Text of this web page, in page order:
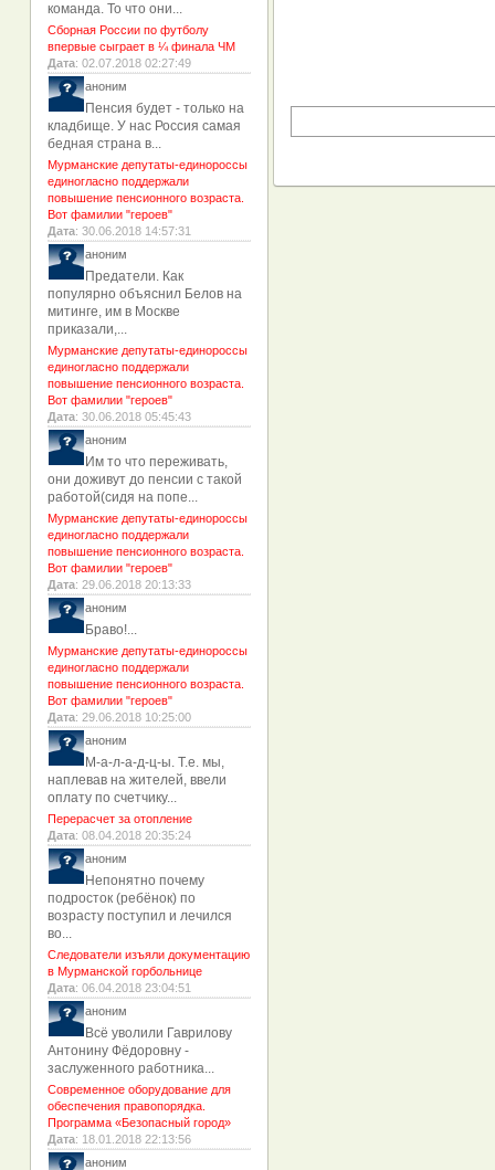
команда. То что они...
Сборная России по футболу
впервые сыграет в ¼ финала ЧМ
Дата: 02.07.2018 02:27:49
аноним
Пенсия будет - только на
кладбище. У нас Россия самая
бедная страна в...
Мурманские депутаты-единороссы
единогласно поддержали
повышение пенсионного возраста.
Вот фамилии "героев"
Дата: 30.06.2018 14:57:31
аноним
Предатели. Как
популярно объяснил Белов на
митинге, им в Москве
приказали,...
Мурманские депутаты-единороссы
единогласно поддержали
повышение пенсионного возраста.
Вот фамилии "героев"
Дата: 30.06.2018 05:45:43
аноним
Им то что переживать,
они доживут до пенсии с такой
работой(сидя на попе...
Мурманские депутаты-единороссы
единогласно поддержали
повышение пенсионного возраста.
Вот фамилии "героев"
Дата: 29.06.2018 20:13:33
аноним
Браво!...
Мурманские депутаты-единороссы
единогласно поддержали
повышение пенсионного возраста.
Вот фамилии "героев"
Дата: 29.06.2018 10:25:00
аноним
М-а-л-а-д-ц-ы. Т.е. мы,
наплевав на жителей, ввели
оплату по счетчику...
Перерасчет за отопление
Дата: 08.04.2018 20:35:24
аноним
Непонятно почему
подросток (ребёнок) по
возрасту поступил и лечился
во...
Следователи изъяли документацию
в Мурманской горбольнице
Дата: 06.04.2018 23:04:51
аноним
Всё уволили Гаврилову
Антонину Фёдоровну -
заслуженного работника...
Современное оборудование для
обеспечения правопорядка.
Программа «Безопасный город»
Дата: 18.01.2018 22:13:56
аноним